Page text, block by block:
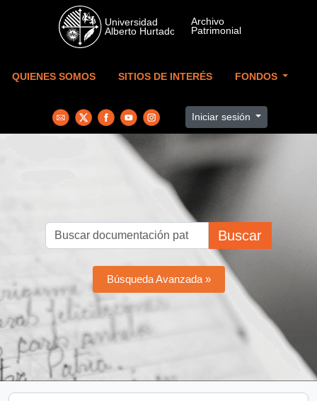
Skip to main content
QUIENES SOMOS SITIOS DE INTERÉS FONDOS
Iniciar sesión
Buscar
Búsqueda Avanzada »